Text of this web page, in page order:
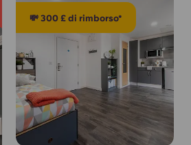
💸 300 £ di rimborso*